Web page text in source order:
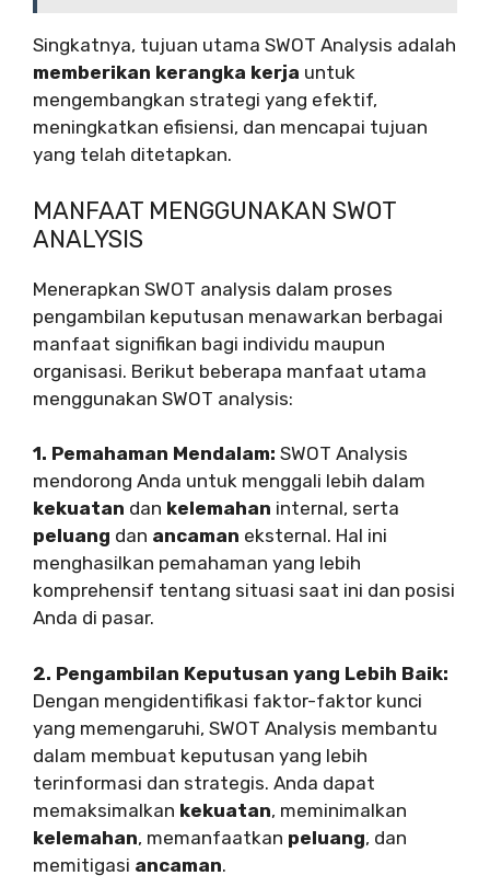
Singkatnya, tujuan utama SWOT Analysis adalah
memberikan kerangka kerja untuk
mengembangkan strategi yang efektif,
meningkatkan efisiensi, dan mencapai tujuan
yang telah ditetapkan.
MANFAAT MENGGUNAKAN SWOT
ANALYSIS
Menerapkan SWOT analysis dalam proses
pengambilan keputusan menawarkan berbagai
manfaat signifikan bagi individu maupun
organisasi. Berikut beberapa manfaat utama
menggunakan SWOT analysis:
1. Pemahaman Mendalam: SWOT Analysis
mendorong Anda untuk menggali lebih dalam
kekuatan dan kelemahan internal, serta
peluang dan ancaman eksternal. Hal ini
menghasilkan pemahaman yang lebih
komprehensif tentang situasi saat ini dan posisi
Anda di pasar.
2. Pengambilan Keputusan yang Lebih Baik:
Dengan mengidentifikasi faktor-faktor kunci
yang memengaruhi, SWOT Analysis membantu
dalam membuat keputusan yang lebih
terinformasi dan strategis. Anda dapat
memaksimalkan kekuatan, meminimalkan
kelemahan, memanfaatkan peluang, dan
memitigasi ancaman.